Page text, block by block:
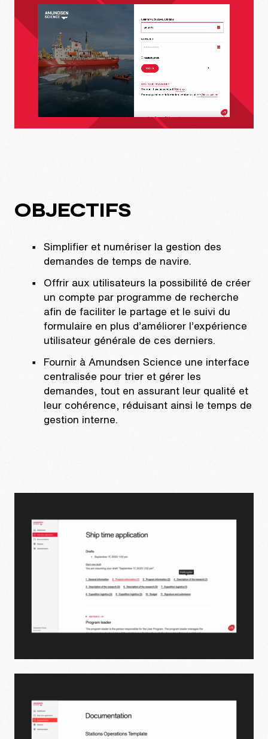
OBJECTIFS
Simplifier et numériser la gestion des
demandes de temps de navire.
Offrir aux utilisateurs la possibilité de créer
un compte par programme de recherche
afin de faciliter le partage et le suivi du
formulaire en plus d’améliorer l’expérience
utilisateur générale de ces derniers.
Fournir à Amundsen Science une interface
centralisée pour trier et gérer les
demandes, tout en assurant leur qualité et
leur cohérence, réduisant ainsi le temps de
gestion interne.